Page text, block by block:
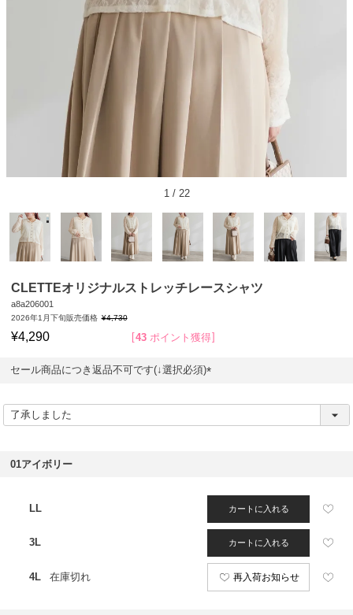
1/ 22
CLETTEオリジナルストレッチレースシャツ
a8a206001
2026年1月下旬販売価格 ¥4,730
¥4,290 43 ポイント獲得
セール商品につき返品不可です(↓選択必須)
必
01アイボリー
LL カートに入れる
3L カートに入れる
4L 在庫切れ 再入荷お知らせ